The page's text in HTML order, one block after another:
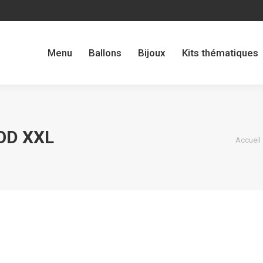
Menu Ballons Bijoux Kits thématiques
XXL Vous
Accueil